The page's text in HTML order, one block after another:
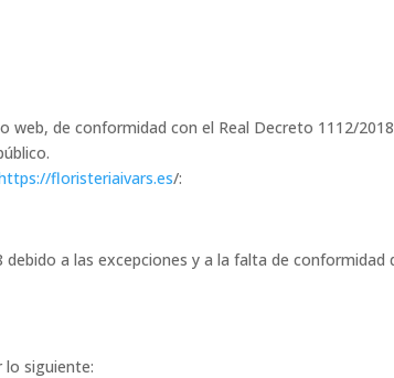
de conformidad con el Real Decreto 1112/
floristeriaivars.es/:
a las excepciones y a la falta de
lo siguiente: